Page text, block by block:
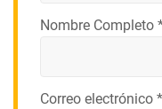
Nombre Completo
Correo electrónico *